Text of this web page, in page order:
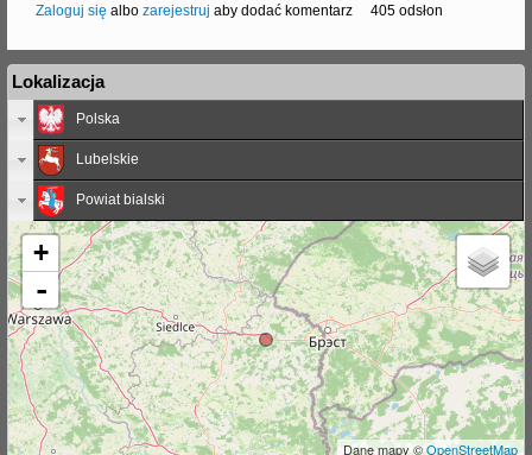
Zaloguj się albo zarejestruj aby dodać komentarz 405 odsłon
Lokalizacja
Polska
Lubelskie
Powiat bialski
+
-
Dane mapy ©OpenStreetMap